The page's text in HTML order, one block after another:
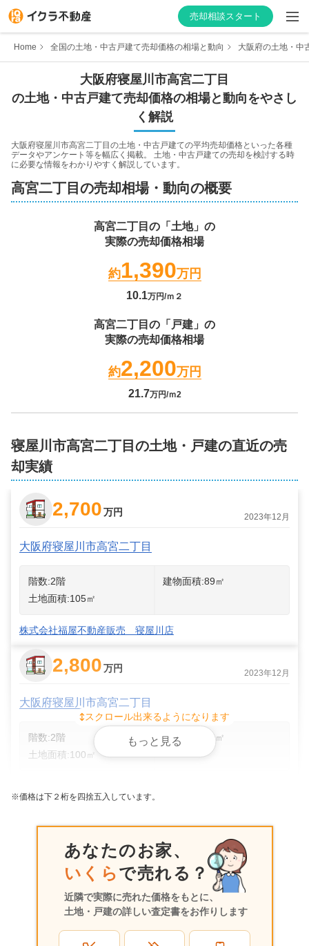
売却相談スタート
はじめての方へ
不動産会社を探す
不動産会社向け情報
Home 全国の土地・中古戸建て売却価格の相場と動向 大阪府の土地・中
大阪府寝屋川市高宮二丁目
の土地・中古戸建て売却価格の相場と動向をやさし
く解説
大阪府寝屋川市高宮二丁目 の土地・中古戸建ての平均売却価格といった各種
データやアンケート等を幅広く掲載。 土地・中古戸建ての売却を検討する時
に必要な情報をわかりやすく解説しています。
高宮二丁目 の売却相場・動向の概要
高宮二丁目 の「土地」の
実際の売却価格相場
約1,390万円
10.1万円/ｍ２
高宮二丁目 の「戸建」の
実際の売却価格相場
約2,200万円
21.7万円/ｍ2
寝屋川市高宮二丁目の土地・戸建の直近の売
却実績
2,700万円 2023年12月
大阪府寝屋川市高宮二丁目
階数:2階 建物面積:89㎡
土地面積:105㎡
株式会社福屋不動産販売 寝屋川店
2,800万円 2023年12月
大阪府寝屋川市高宮二丁目
階数:2階 建物面積: 88㎡
土地面積:100㎡
3,000万円 2023年11月
大阪府寝屋川市高宮二丁目
階 建物面積:102㎡
土地面積:115 ㎡
あゆみホーム株式会社
スクロール出来るようになります
もっと見る
※価格は下２桁を四捨五入しています。
あなたのお家、
いくらで売れる？
近隣で実際に売れた価格をもとに、
土地・戸建の詳しい査定書をお作りします